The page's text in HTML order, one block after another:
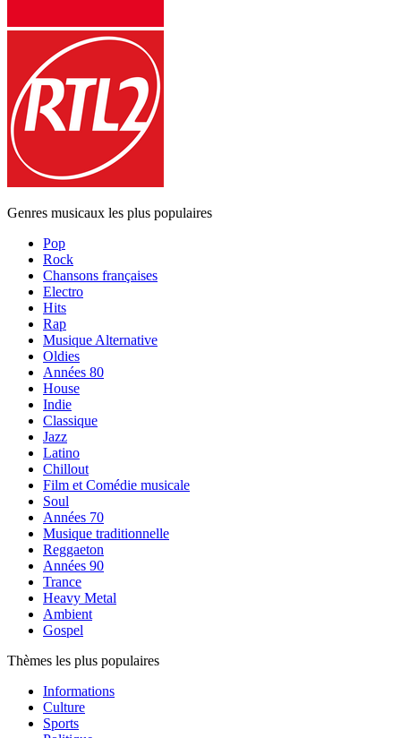
Genres musicaux les plus populaires
Pop
Rock
Chansons françaises
Electro
Hits
Rap
Musique Alternative
Oldies
Années 80
House
Indie
Classique
Jazz
Latino
Chillout
Film et Comédie musicale
Soul
Années 70
Musique traditionnelle
Reggaeton
Années 90
Trance
Heavy Metal
Ambient
Gospel
Thèmes les plus populaires
Informations
Culture
Sports